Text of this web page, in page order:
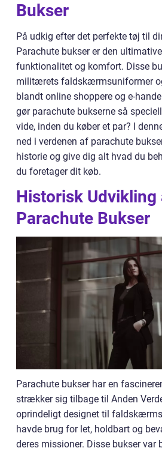
Bukser
På udkig efter det perfekte tøj til
Parachute bukser er den
funktionalitet og komfort. Disse
militærets faldskærmsuniformer
blandt online shoppere og e-
gør parachute bukserne så
vide, inden du køber et par? I
ned i verdenen af parachute
historie og give dig alt hvad du
du foretager dit køb.
Historisk Udvikling
Parachute Bukser
Parachute bukser har en
strækker sig tilbage til Anden
oprindeligt designet til
havde brug for let, holdbart og
deres missioner. Disse bukser